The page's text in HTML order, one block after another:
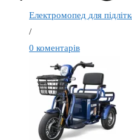
Електромопед для
/
0 коментарів